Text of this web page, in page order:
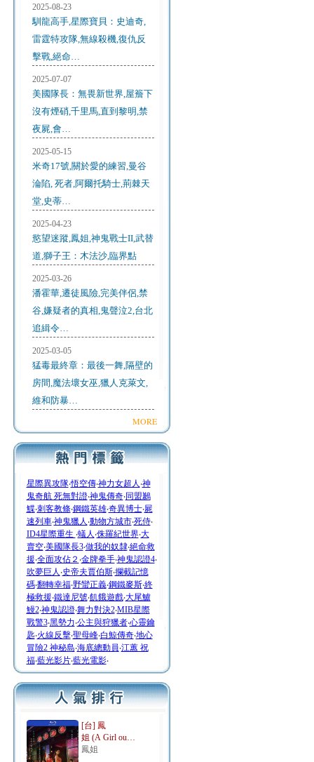
2025-08-23
馴龍高手,星際寶貝：史迪奇,
雷霆特攻隊,無線殺機,復仇反
擊戰,絕命…
2025-07-07
美國隊長：無畏新世界,屋簷下
沒有煙硝,千里馬,直到黎明,禁
夜屍,會…
2025-05-15
米奇17號,關於愛的練習,曼谷
淪陷, 死者,阿爾托騎士,荊棘天
堂,史蒂…
2025-04-23
慾望迷蹤,鳳姐,神鬼戰士II,武替
道,獅子王：木法沙,臨界點
2025-03-26
潘霍華,遷徒風險,完美伴侶,禁
谷,嫌疑者的真相,鬼聲泣2,台北
追緝令…
2025-03-05
猛毒最終章：最後一舞,隔壁的
房間,魔法壞女巫,獵人克萊文,
維和防暴…
MORE
星際異攻隊‧悟空傳‧神力女超人 ‧神
鬼奇航 死無對證‧神鬼傳奇‧同盟鶼
鰈‧刺客教條‧鋼鐵英雄‧奇異博士‧屍
速列車‧神鬼獵人 ‧動物方城市‧死侍‧
ID4星際重生 ‧蟻人 ‧侏羅紀世界‧大
賣空‧美國隊長3‧做我的奴隸‧絕命救
援‧全面攻佔２ ‧金牌拳手‧神鬼認證4‧
吹夢巨人 ‧史帝夫賈伯斯‧攔截記憶
碼‧翻轉幸福‧野蠻正義‧鋼鐵麥斯‧終
極救援‧鐵達尼號‧飢餓遊戲‧大尾鱸
鰻2‧神鬼認證‧舞力對決2‧MIB星際
戰警3‧黑勢力‧公主與狩獵者‧心靈鑰
匙‧火線反擊‧聖母峰‧白鯨傳奇‧地心
冒險2 神秘島‧海底總動員‧江蕙 祝
福‧藍光影片‧藍光電影‧
[台] 鳳
姐 (A Girl ou…
鳳姐